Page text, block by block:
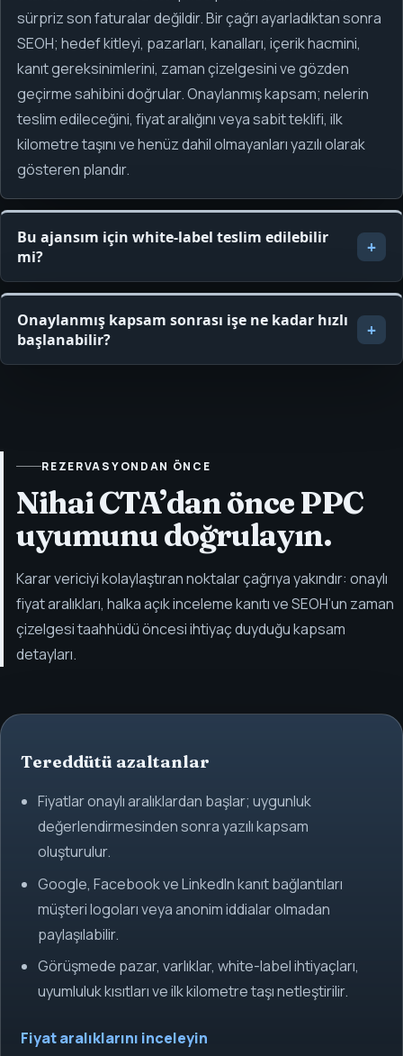
sürpriz son faturalar değildir. Bir çağrı ayarladıktan sonra
SEOH; hedef kitleyi, pazarları, kanalları, içerik hacmini,
kanıt gereksinimlerini, zaman çizelgesini ve gözden
geçirme sahibini doğrular. Onaylanmış kapsam; nelerin
teslim edileceğini, fiyat aralığını veya sabit teklifi, ilk
kilometre taşını ve henüz dahil olmayanları yazılı olarak
gösteren plandır.
Bu ajansım için white-label teslim edilebilir
mi?
Onaylanmış kapsam sonrası işe ne kadar hızlı
başlanabilir?
REZERVASYONDAN ÖNCE
Nihai CTA’dan önce PPC
uyumunu doğrulayın.
Karar vericiyi kolaylaştıran noktalar çağrıya yakındır: onaylı
fiyat aralıkları, halka açık inceleme kanıtı ve SEOH’un zaman
çizelgesi taahhüdü öncesi ihtiyaç duyduğu kapsam
detayları.
Tereddütü azaltanlar
Fiyatlar onaylı aralıklardan başlar; uygunluk
değerlendirmesinden sonra yazılı kapsam
oluşturulur.
Google, Facebook ve LinkedIn kanıt bağlantıları
müşteri logoları veya anonim iddialar olmadan
paylaşılabilir.
Görüşmede pazar, varlıklar, white-label ihtiyaçları,
uyumluluk kısıtları ve ilk kilometre taşı netleştirilir.
Fiyat aralıklarını inceleyin